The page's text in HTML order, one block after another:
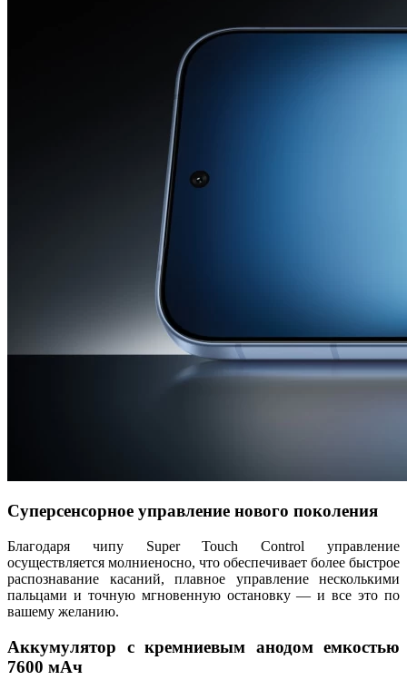
Суперсенсорное управление нового поколения
Благодаря чипу Super Touch Control управление
осуществляется молниеносно, что обеспечивает более быстрое
распознавание касаний, плавное управление несколькими
пальцами и точную мгновенную остановку — и все это по
вашему желанию.
Аккумулятор с кремниевым анодом емкостью
7600 мАч